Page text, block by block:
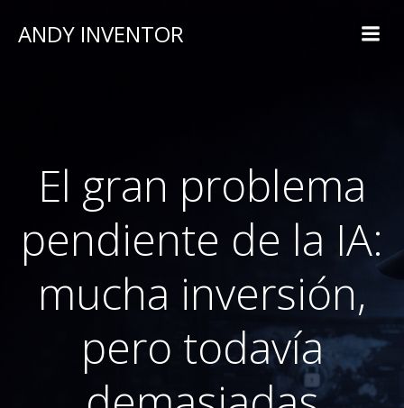
ANDY INVENTOR
El gran problema
pendiente de la IA:
mucha inversión,
pero todavía